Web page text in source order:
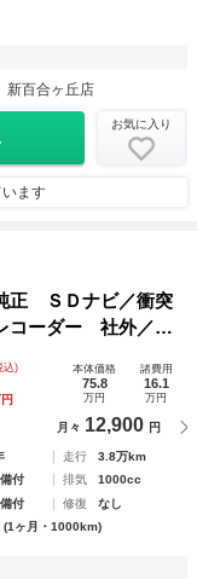
新百合ヶ丘店
お気に入り
ます
ＳＤナビ／衝突
コーダー 社外／Ｂ
装置／アイドリン
込) 本体価格
75.8
万円
諸費用
16.1
万円
月々 12,900 円
走行
3.8万km
付 排気
1000cc
付 修復
なし
(1ヶ月・1000km)